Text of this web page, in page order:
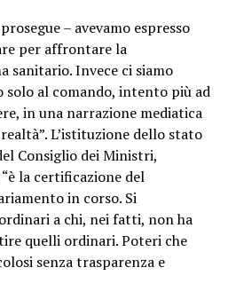
– avevamo espresso
per affrontare la
sanitario. Invece ci siamo
al comando, intento più ad
in una narrazione mediatica
L’istituzione dello stato
Consiglio dei Ministri,
la certificazione del
in corso. Si
a chi, nei fatti, non ha
quelli ordinari. Poteri che
senza trasparenza e